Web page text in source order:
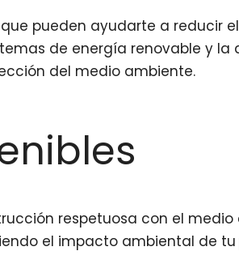
pueden ayudarte a reducir
de energía renovable y
del medio ambiente.
respetuosa con el
el impacto ambiental de